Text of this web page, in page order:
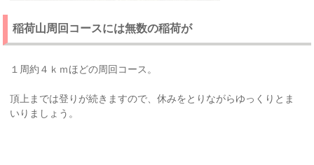
稲荷山周回コースには無数の稲荷が
１周約４ｋｍほどの周回コース。
頂上までは登りが続きますので、休みをとりながらゆっくりとま
いりましょう。